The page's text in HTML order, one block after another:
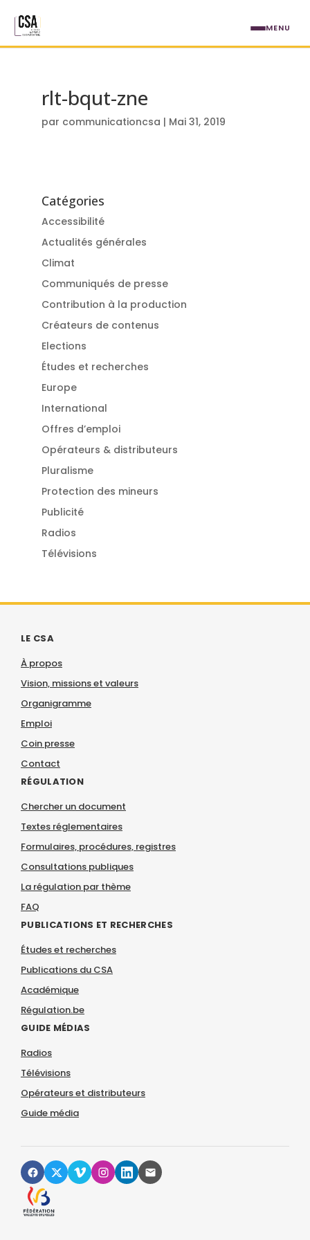
rlt-bqut-zne
par communicationcsa | Mai 31, 2019
Catégories
Accessibilité
Actualités générales
Climat
Communiqués de presse
Contribution à la production
Créateurs de contenus
Elections
Études et recherches
Europe
International
Offres d’emploi
Opérateurs & distributeurs
Pluralisme
Protection des mineurs
Publicité
Radios
Télévisions
LE CSA
À propos
Vision, missions et valeurs
Organigramme
Emploi
Coin presse
Contact
RÉGULATION
Chercher un document
Textes réglementaires
Formulaires, procédures, registres
Consultations publiques
La régulation par thème
FAQ
PUBLICATIONS ET RECHERCHES
Études et recherches
Publications du CSA
Académique
Régulation.be
GUIDE MÉDIAS
Radios
Télévisions
Opérateurs et distributeurs
Guide média
MENU